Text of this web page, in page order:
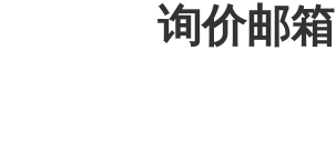
询价邮